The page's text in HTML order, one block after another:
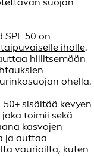
SPF 50 on
iholle.
hillitsemään
ohella.
50+ sisältää kevyen
toimii sekä
kasvojen
ja auttaa
vaurioilta, kuten